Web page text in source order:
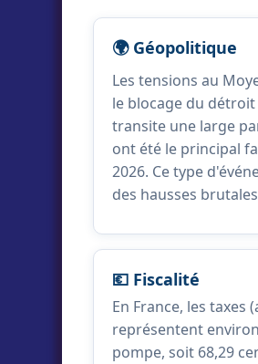
🌍 Géopolitique
Les tensions au
le blocage du
transite une large
ont été le principal
2026. Ce type
des hausses
💶 Fiscalité
En France, les taxes
représentent
pompe, soit 68,29